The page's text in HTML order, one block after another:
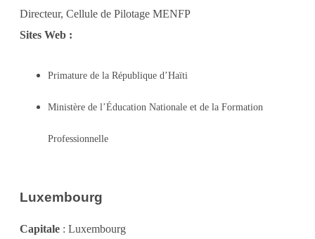
Directeur, Cellule de Pilotage MENFP
Sites Web :
Primature de la République d’Haïti
Ministère de l’Éducation Nationale et de la Formation
Professionnelle
Luxembourg
Capitale : Luxembourg